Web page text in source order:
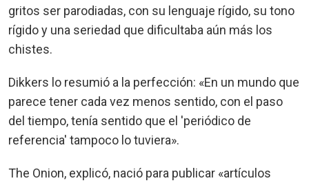
gritos ser parodiadas, con su lenguaje rígido, su tono
rígido y una seriedad que dificultaba aún más los
chistes.
Dikkers lo resumió a la perfección: «En un mundo que
parece tener cada vez menos sentido, con el paso
del tiempo, tenía sentido que el 'periódico de
referencia' tampoco lo tuviera».
The Onion, explicó, nació para publicar «artículos